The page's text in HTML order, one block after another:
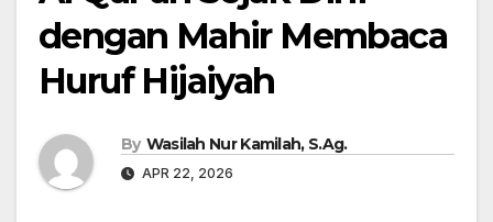
dengan Mahir Membaca
Huruf Hijaiyah
By Wasilah Nur Kamilah, S.Ag.
APR 22, 2026